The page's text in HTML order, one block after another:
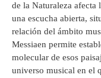
de la Naturaleza
una escucha abierta,
relación del ámbito
Messiaen permite
molecular de esos
universo musical en el